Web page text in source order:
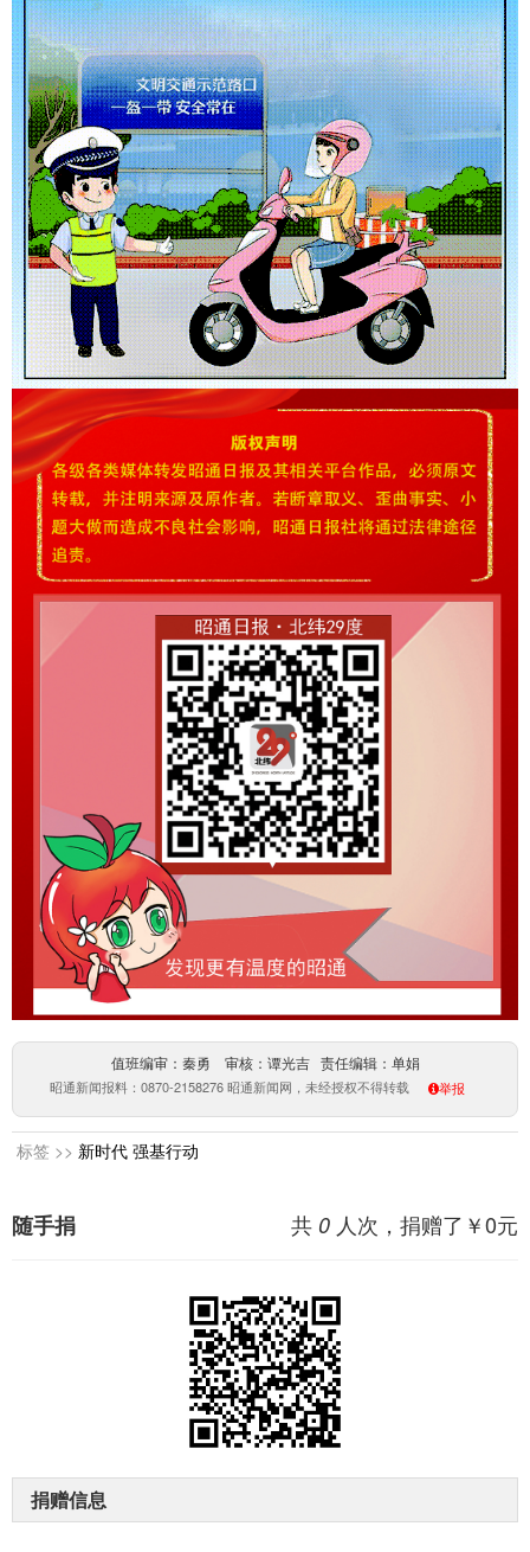
值班编审：秦勇 审核：谭光吉 责任编辑：单娟
昭通新闻报料：0870-2158276 昭通新闻网，未经授权不得转载 举报
标签 >> 新时代 强基行动
共 0 人次，捐赠了￥0元
随手捐
捐赠信息